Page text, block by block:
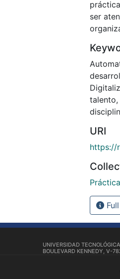
ser
talento,
URI
https://
UNIVERSIDAD
BOULEVARD KENNEDY, V-